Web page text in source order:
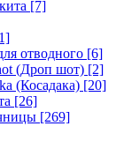
[7]
отводного [6]
(Дроп шот) [2]
(Косадака) [20]
[26]
[269]